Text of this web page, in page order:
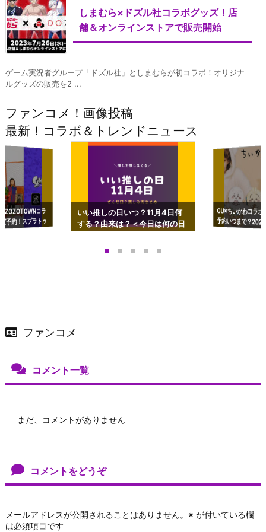
しまむら×ドズル社コラボグッズ！店
舗＆オンラインストアで販売開始
ゲーム実況者グループ「ドズル社」としまむらが初コラボ！オリジナ
ルグッズの販売を2 ...
ファンコメ！画像投稿
最新！コラボ＆トレンドニュース
コラ
予約！スプラトゥ
ップも渋谷Hz
いい推しの日いつ？11月4日何
する？由来は？＜今日は何の日
GU×ちいかわコラ
予約いつまで？
ーチやショルダー
ファンコメ
コメント一覧
まだ、コメントがありません
コメントをどうぞ
メールアドレスが公開されることはありません。 ※ が付いている欄
は必須項目です